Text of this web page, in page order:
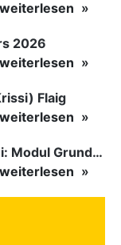
weiterlesen
2026
weiterlesen
Flaig
weiterlesen
Plätze frei: Modul Grundlagen
weiterlesen